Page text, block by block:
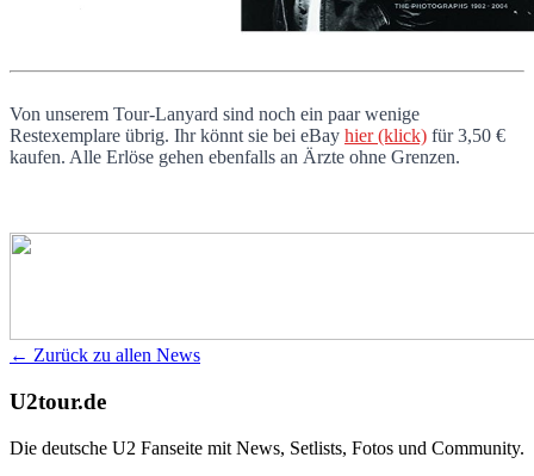
Von unserem Tour-Lanyard sind noch ein paar wenige
Restexemplare übrig. Ihr könnt sie bei eBay hier (klick) für 3,50 €
kaufen. Alle Erlöse gehen ebenfalls an Ärzte ohne Grenzen.
← Zurück zu allen News
U2tour.de
Die deutsche U2 Fanseite mit News, Setlists, Fotos und Community.